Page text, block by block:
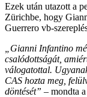
Ezek után utazott a
Zürichbe, hogy
Guerrero vb-
„Gianni Infantino
csalódottságát,
válogatottal.
CAS hozta meg,
döntését” – mondta